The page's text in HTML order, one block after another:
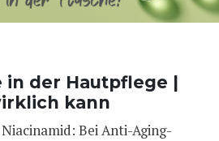
der Hautpflege |
kann
Bei Anti-Aging-